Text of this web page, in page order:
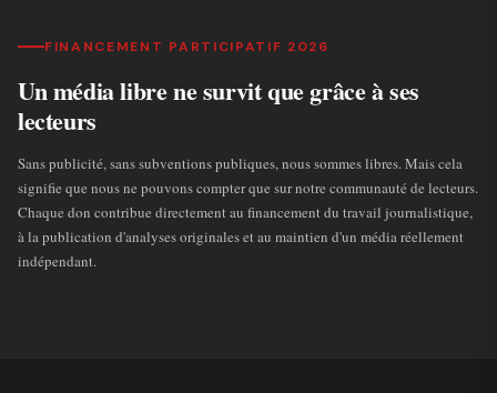
FINANCEMENT PARTICIPATIF 2026
Un média libre ne survit que grâce à ses
lecteurs
Sans publicité, sans subventions publiques, nous sommes libres. Mais cela
signifie que nous ne pouvons compter que sur notre communauté de lecteurs.
Chaque don contribue directement au financement du travail journalistique,
à la publication d'analyses originales et au maintien d'un média réellement
indépendant.